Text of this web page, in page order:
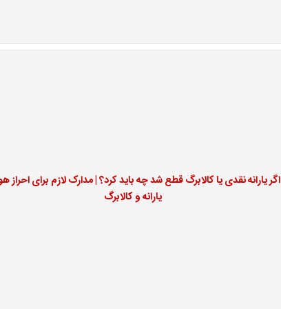
اگر یارانه نقدی یا کالابرگ قطع شد چه باید کرد؟ | مدارک لازم برای احراز
یارانه و کالابرگ